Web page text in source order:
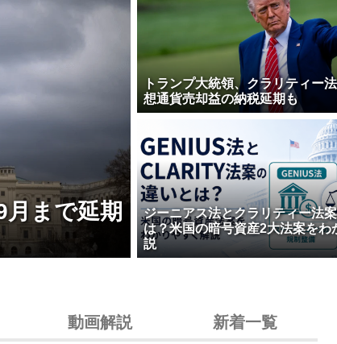
まで延期
トランプ大統領、クラリティー
想通貨売却益の納税延期も
ジーニアス法とクラリティー法
は？米国の暗号資産2大法案をわ
説
動画解説 新着一覧